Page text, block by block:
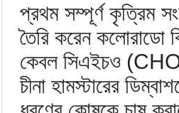
প্রথম সম্পূর্ণ কৃত্রিম
তৈরি করেন কলোরাডো
কেবল সিএইচও
চীনা হামস্টারের